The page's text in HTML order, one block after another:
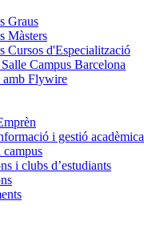
Graus
Màsters
Cursos d'Especialització
Campus Barcelona
amb Flywire
i gestió acadèmica
campus
i clubs d’estudiants